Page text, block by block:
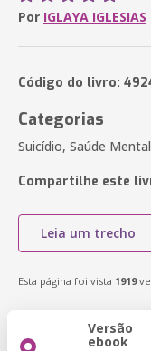
Por IGLAYA IGLESIAS
Código do livro:
Categorias
Suicídio, Saúde
Compartilhe este
Leia um trecho
Esta página foi vista 1919
Versão
ebook